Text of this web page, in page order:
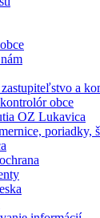
a
obce
OZ Lukavica
poriadky,